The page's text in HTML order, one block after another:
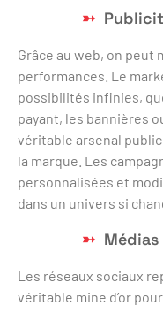
Grâce au web, on peut
performances. Le
possibilités infinies,
payant, les bannières
véritable arsenal
la marque. Les
personnalisées et
dans un univers si
Les réseaux sociaux
véritable mine d’or